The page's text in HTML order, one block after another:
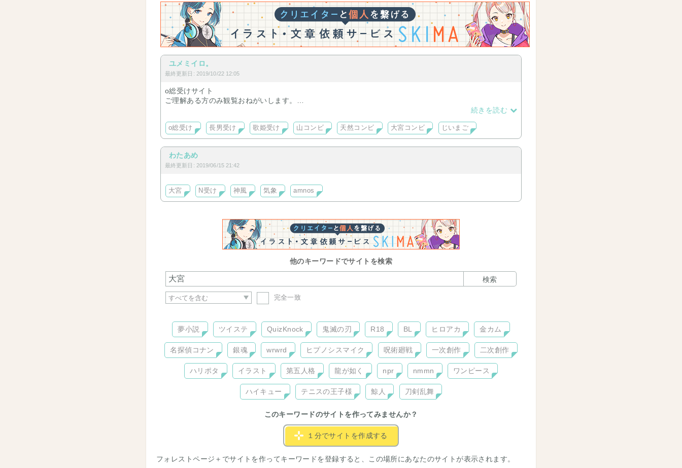
ユメミイロ。
最終更新日: 2019/10/22 12:05
o総受けサイト
ご理解ある方のみ観覧おねがいします。
続きを読む
o総受け 長男受け 歌姫受け 山コンビ 天然コンビ 大宮コンビ じいまご
わたあめ
最終更新日: 2019/06/15 21:42
大宮 N受け 神風 気象 amnos
他のキーワードでサイトを検索
検索
完全一致
夢小説 ツイステ QuizKnock 鬼滅の刃 R18 BL ヒロアカ 金カム
名探偵コナン 銀魂 wrwrd ヒプノシスマイク 呪術廻戦 一次創作 二次創作
ハリポタ イラスト 第五人格 龍が如く npr nmmn ワンピース
ハイキュー テニスの王子様 鯨人 刀剣乱舞
このキーワードのサイトを作ってみませんか？
１分でサイトを作成する
フォレストページ＋でサイトを作ってキーワードを登録すると、この場所にあなたのサイトが表示されます。